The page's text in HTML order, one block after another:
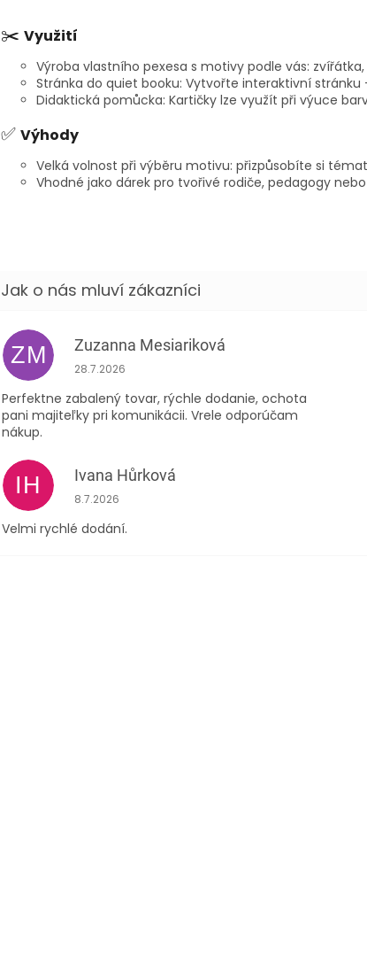
✂️ Využití
Výroba vlastního pexesa s motivy podle vás:
Stránka do quiet booku: Vytvořte interaktivní
Didaktická pomůcka: Kartičky lze využít při výuce
✅ Výhody
Velká volnost při výběru motivu: přizpůsobíte si
Vhodné jako dárek pro tvořivé rodiče, pedagogy
ZM Zuzanna Mesiariková
Hodnocení obchodu je 5 z 5 hvězdiček.
28.7.2026
Perfektne zabalený tovar, rýchle dodanie, ochota
pani majiteľky pri komunikácii. Vrele odporúčam
nákup.
IH Ivana Hůrková
Hodnocení obchodu je 5 z 5 hvězdiček.
8.7.2026
Velmi rychlé dodání.